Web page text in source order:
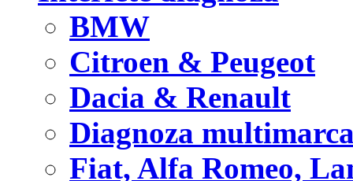
BMW
Citroen & Peugeot
Dacia & Renault
Diagnoza
Fiat, Alfa Romeo,